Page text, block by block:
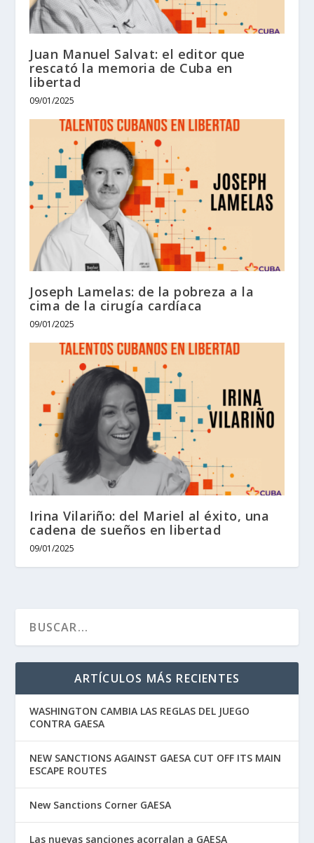
Juan Manuel Salvat: el editor que
rescató la memoria de Cuba en
libertad
09/01/2025
Joseph Lamelas: de la pobreza a la
cima de la cirugía cardíaca
09/01/2025
Irina Vilariño: del Mariel al éxito, una
cadena de sueños en libertad
09/01/2025
ARTÍCULOS MÁS RECIENTES
WASHINGTON CAMBIA LAS REGLAS DEL JUEGO
CONTRA GAESA
NEW SANCTIONS AGAINST GAESA CUT OFF ITS MAIN
ESCAPE ROUTES
New Sanctions Corner GAESA
Las nuevas sanciones acorralan a GAESA